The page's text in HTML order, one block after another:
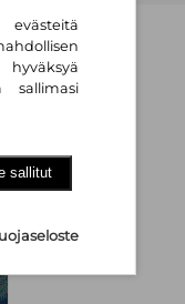
2
evästeitä
sallimasi
sallitut